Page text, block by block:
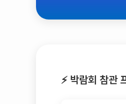
⚡ 박람회 참관